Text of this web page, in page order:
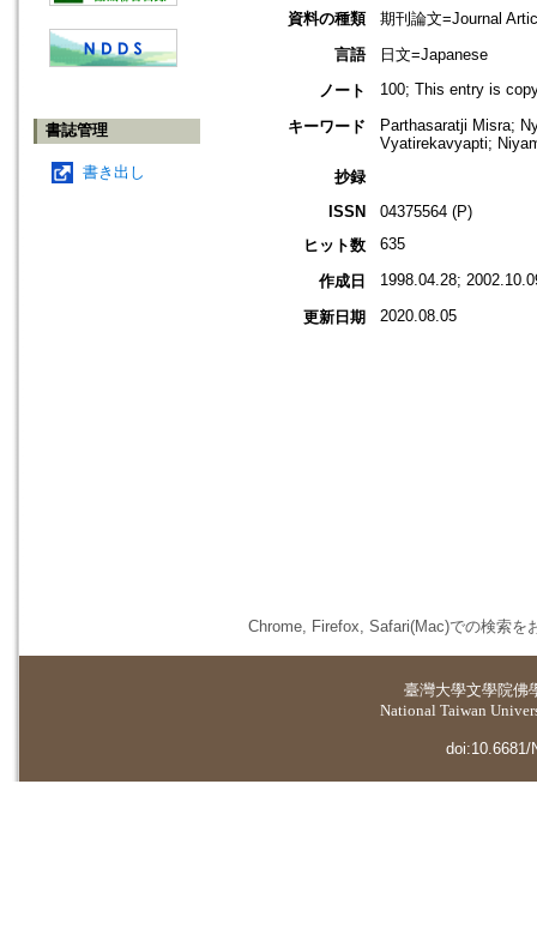
書誌管理
書き出し
資料の種類
期刊論文=Journal
言語
日文=Japanese
ノート
100; This entry is
キーワード
Parthasaratji Misra;
Vyatirekavyapti;
抄録
ISSN
04375564 (P)
ヒット数
635
作成日 1998.04.28;
更新日期 2020.08.05
Chrome, Firefox, Safari(Mac)での検索を
臺灣大學文學院佛
National Taiwan
doi:10.6681/